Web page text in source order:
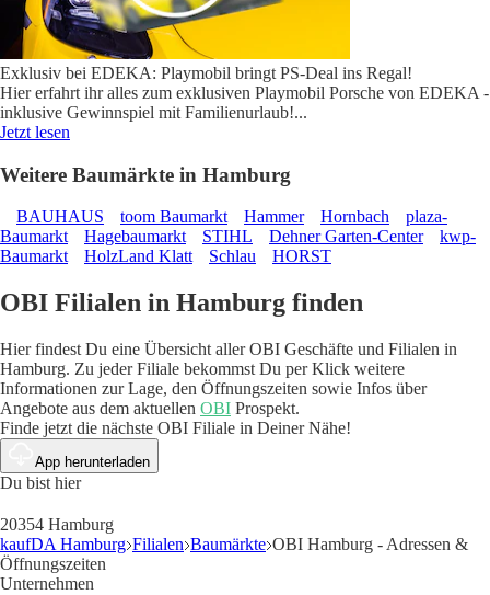
Exklusiv bei EDEKA: Playmobil bringt PS-Deal ins Regal!
Hier erfahrt ihr alles zum exklusiven Playmobil Porsche von EDEKA -
inklusive Gewinnspiel mit Familienurlaub!...
Jetzt lesen
Weitere Baumärkte in Hamburg
BAUHAUS toom Baumarkt Hammer Hornbach
plaza-
Baumarkt
Hagebaumarkt STIHL Dehner Garten-Center
kwp-
Baumarkt
HolzLand Klatt Schlau HORST
OBI Filialen in Hamburg finden
Hier findest Du eine Übersicht aller OBI Geschäfte und Filialen in
Hamburg. Zu jeder Filiale bekommst Du per Klick weitere
Informationen zur Lage, den Öffnungszeiten sowie Infos über
Angebote aus dem aktuellen OBI Prospekt.
Finde jetzt die nächste OBI Filiale in Deiner Nähe!
App herunterladen
Du bist hier
20354 Hamburg
kaufDA Hamburg Filialen Baumärkte OBI Hamburg - Adressen &
Öffnungszeiten
Unternehmen